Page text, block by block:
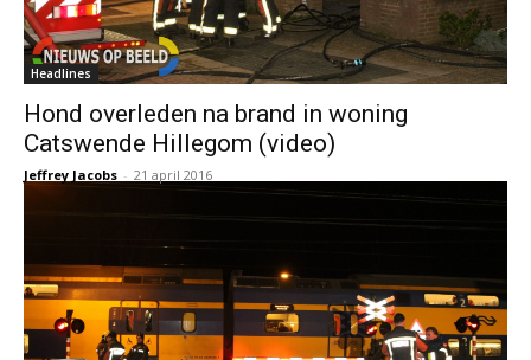
Headlines
Hond overleden na brand in woning
Catswende Hillegom (video)
Jeffrey Jacobs - 21 april 2016